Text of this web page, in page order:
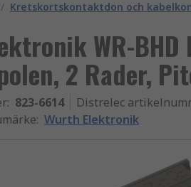
/ Kretskortskontaktdon och
WR-
2 Rader,
: 823-6614 Distrelec
: Wurth Elektronik